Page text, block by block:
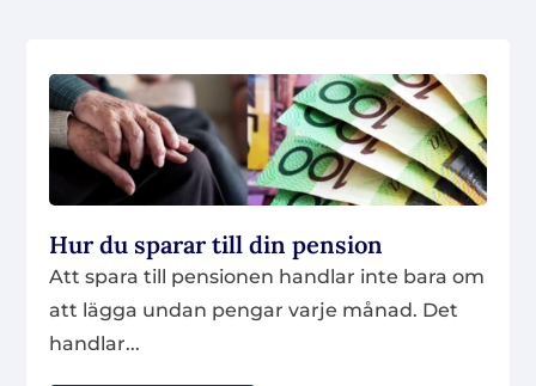
Hur du sparar till din pension
Att spara till pensionen handlar inte bara om
att lägga undan pengar varje månad. Det
handlar...